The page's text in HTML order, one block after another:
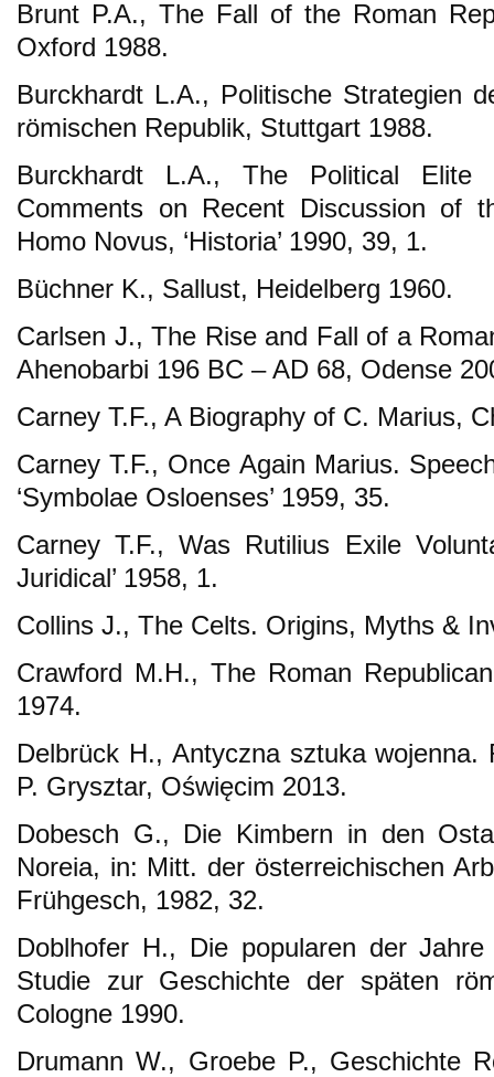
Brunt P.A., The Fall of the Roman
Oxford 1988.
Burckhardt L.A., Politische Strategien
römischen Republik, Stuttgart 1988.
Burckhardt L.A., The Political
Comments on Recent Discussion of
Homo Novus, ‘Historia’ 1990, 39, 1.
Büchner K., Sallust, Heidelberg 1960.
Carlsen J., The Rise and Fall of a
Ahenobarbi 196 BC – AD 68, Odense
Carney T.F., A Biography of C. Marius,
Carney T.F., Once Again Marius.
‘Symbolae Osloenses’ 1959, 35.
Carney T.F., Was Rutilius Exile
Juridical’ 1958, 1.
Collins J., The Celts. Origins, Myths &
Crawford M.H., The Roman
1974.
Delbrück H., Antyczna sztuka wojenna.
P. Grysztar, Oświęcim 2013.
Dobesch G., Die Kimbern in den
Noreia, in: Mitt. der österreichischen
Frühgesch, 1982, 32.
Doblhofer H., Die popularen der
Studie zur Geschichte der späten
Cologne 1990.
Drumann W., Groebe P., Geschichte